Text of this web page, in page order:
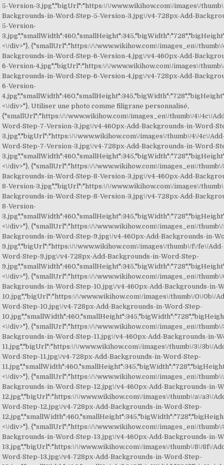
5-Version-3.jpg","bigUrl":"https:\/\/www.wikihow.com\/images\/
Backgrounds-in-Word-Step-5-Version-3.jpg\/v4-728px-Add-
5-Version-
<\/div>"}, {"smallUrl":"https:\/\/www.wikihow.com\/images_en\/
Backgrounds-in-Word-Step-6-Version-4.jpg\/v4-460px-Add-
6-Version-4.jpg","bigUrl":"https:\/\/www.wikihow.com\/images\/
Backgrounds-in-Word-Step-6-Version-4.jpg\/v4-728px-Add-
6-Version-
<\/div>"}, Utiliser une photo comme filigrane personnalisé,
{"smallUrl":"https:\/\/www.wikihow.com\/images_en\/thumb\/4\/4c\/
Word-Step-7-Version-3.jpg\/v4-460px-Add-Backgrounds-in-Word-
3.jpg","bigUrl":"https:\/\/www.wikihow.com\/images\/thumb\/4\/4c\/
Word-Step-7-Version-3.jpg\/v4-728px-Add-Backgrounds-in-Word-
<\/div>"}, {"smallUrl":"https:\/\/www.wikihow.com\/images_en\/
Backgrounds-in-Word-Step-8-Version-3.jpg\/v4-460px-Add-
8-Version-3.jpg","bigUrl":"https:\/\/www.wikihow.com\/images\/
Backgrounds-in-Word-Step-8-Version-3.jpg\/v4-728px-Add-
8-Version-
<\/div>"}, {"smallUrl":"https:\/\/www.wikihow.com\/images_en\/
Backgrounds-in-Word-Step-9.jpg\/v4-460px-Add-Backgrounds-in-
9.jpg","bigUrl":"https:\/\/www.wikihow.com\/images\/thumb\/f\/fe\/
Word-Step-9.jpg\/v4-728px-Add-Backgrounds-in-Word-Step-
<\/div>"}, {"smallUrl":"https:\/\/www.wikihow.com\/images_en\/
Backgrounds-in-Word-Step-10.jpg\/v4-460px-Add-Backgrounds-in-
10.jpg","bigUrl":"https:\/\/www.wikihow.com\/images\/thumb\/0\/0b\/
Word-Step-10.jpg\/v4-728px-Add-Backgrounds-in-Word-Step-
<\/div>"}, {"smallUrl":"https:\/\/www.wikihow.com\/images_en\/
Backgrounds-in-Word-Step-11.jpg\/v4-460px-Add-Backgrounds-in-
11.jpg","bigUrl":"https:\/\/www.wikihow.com\/images\/thumb\/3\/3b\/
Word-Step-11.jpg\/v4-728px-Add-Backgrounds-in-Word-Step-
<\/div>"}, {"smallUrl":"https:\/\/www.wikihow.com\/images_en\/thumb\/
Backgrounds-in-Word-Step-12.jpg\/v4-460px-Add-Backgrounds-in-
12.jpg","bigUrl":"https:\/\/www.wikihow.com\/images\/thumb\/a\/a3\/
Word-Step-12.jpg\/v4-728px-Add-Backgrounds-in-Word-Step-
<\/div>"}, {"smallUrl":"https:\/\/www.wikihow.com\/images_en\/
Backgrounds-in-Word-Step-13.jpg\/v4-460px-Add-Backgrounds-in-
13.jpg","bigUrl":"https:\/\/www.wikihow.com\/images\/thumb\/8\/8f\/
Word-Step-13.jpg\/v4-728px-Add-Backgrounds-in-Word-Step-